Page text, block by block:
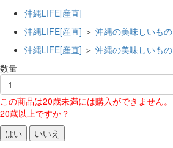
沖縄LIFE[産直]
沖縄LIFE[産直] ＞ 沖縄の美味しいもの
沖縄LIFE[産直] ＞ 沖縄の美味しいもの
数量
この商品は20歳未満には購入ができません。
20歳以上ですか？
はい
いいえ